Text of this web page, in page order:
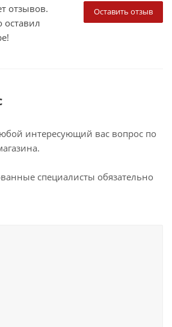
Оставить отзыв
отзывов.
оставил
интересующий вас вопрос по
специалисты обязательно